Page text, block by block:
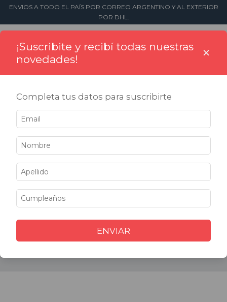
ENVIOS A TODO EL PAÍS POR CORREO ARGENTINO Y AL EXTERIOR
POR DHL.
Por Correo Argentino y Expresos
¡Suscribite y recibí todas nuestras
novedades!
×
Completa tus datos para suscribirte
ENVIAR